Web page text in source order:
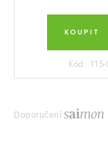
Kód:
Doporučení